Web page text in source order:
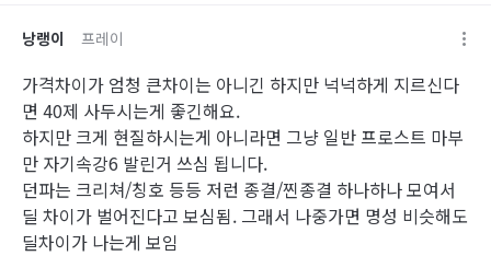
낭랭이 프레이
가격차이가 엄청 큰차이는 아니긴 하지만 넉넉하게 지르신다
면 40제 사두시는게 좋긴해요.
하지만 크게 현질하시는게 아니라면 그냥 일반 프로스트 마부
만 자기속강6 발린거 쓰심 됩니다.
던파는 크리쳐/칭호 등등 저런 종결/찐종결 하나하나 모여서
딜 차이가 벌어진다고 보심됨. 그래서 나중가면 명성 비슷해도
딜차이가 나는게 보임